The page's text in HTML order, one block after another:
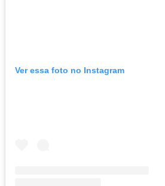
Ver essa foto no Instagram